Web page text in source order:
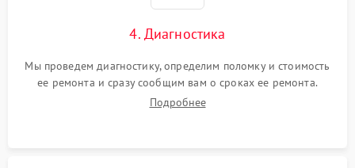
4. Диагностика
Мы проведем диагностику, определим поломку и стоимость
ее ремонта и сразу сообщим вам о сроках ее ремонта.
Подробнее